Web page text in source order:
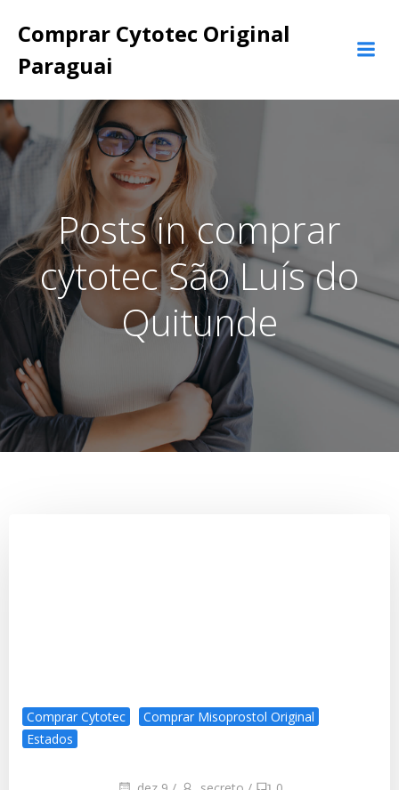
para
Comprar Cytotec Original
Paraguai
Posts in comprar
cytotec São Luís do
Quitunde
Comprar Cytotec
Comprar Misoprostol Original
Estados